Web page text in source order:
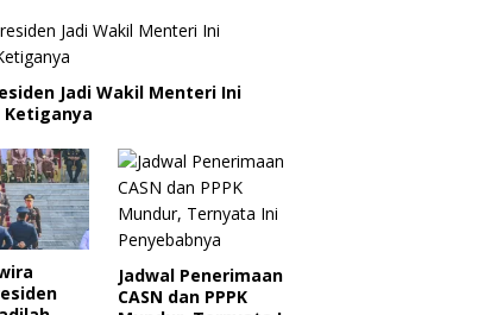
Jadi Wakil Menteri Ini
Ketiganya
Jadwal Penerimaan
CASN dan PPPK